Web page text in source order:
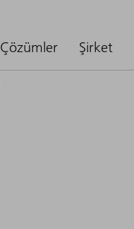
Çözümler Şirket